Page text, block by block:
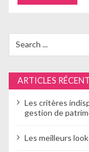
for:
ARTICLES
Les critères
gestion de
Les meilleurs